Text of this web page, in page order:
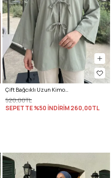
Çift Bağcıklı Uzun Kimono 262353 - AÇIK MİNT
520,00TL
SEPETTE %50 İNDİRİM260,00TL